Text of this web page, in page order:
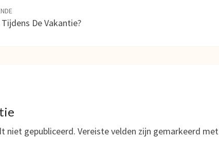
De Vakantie?
niet gepubliceerd. Vereiste velden zijn gemarkeerd met